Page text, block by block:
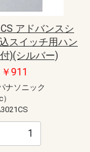
アドバンスシ
スイッチ用ハン
)(シルバー)
911
ナソニック